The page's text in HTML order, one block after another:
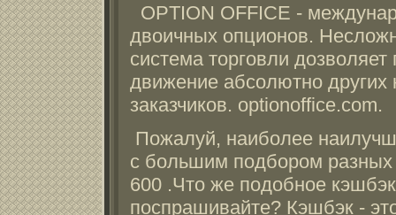
OPTION OFFICE -
двоичных опционов.
система торговли дозволяет
движение абсолютно других
заказчиков. optionoffice.com.
Пожалуй, наиболее
с большим подбором
600 .Что же подобное
поспрашивайте? Кэшбэк -